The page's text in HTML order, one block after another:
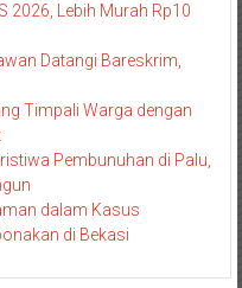
2026, Lebih Murah Rp10
Datangi Bareskrim,
Timpali Warga dengan
Pembunuhan di Palu,
dalam Kasus
di Bekasi